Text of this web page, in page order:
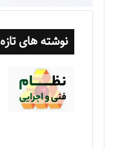
نوشته های تازه